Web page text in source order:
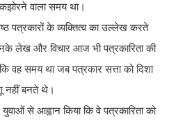
वाला समय था।
पत्रकारों के व्यक्तित्व का उल्लेख करते
लेख और विचार आज भी पत्रकारिता की
वह समय था जब पत्रकार सत्ता को दिशा
नहीं बनते थे।
से आह्वान किया कि वे पत्रकारिता को